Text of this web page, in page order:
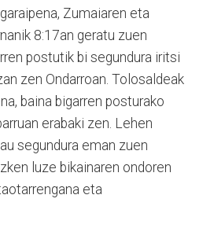
Zumaiaren eta
8:17an geratu zuen
postutik bi segundura iritsi
zen Ondarroan. Tolosaldeak
baina bigarren posturako
erabaki zen. Lehen
segundura eman zuen
luze bikainaren ondoren
eta